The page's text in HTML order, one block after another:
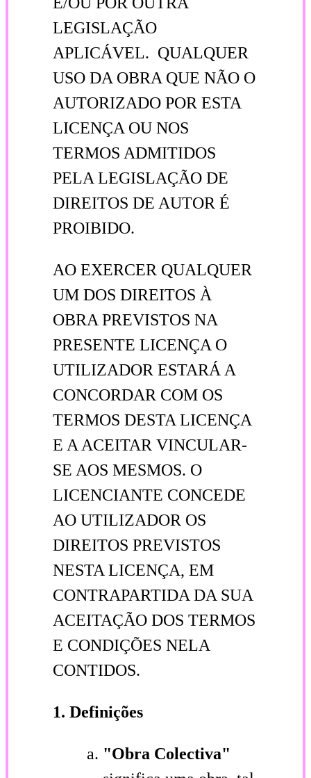
LEGISLAÇÃO
APLICÁVEL. QUALQUER
USO DA OBRA QUE NÃO O
AUTORIZADO POR ESTA
LICENÇA OU NOS
TERMOS ADMITIDOS
PELA LEGISLAÇÃO DE
DIREITOS DE AUTOR É
PROIBIDO.
AO EXERCER QUALQUER
UM DOS DIREITOS À
OBRA PREVISTOS NA
PRESENTE LICENÇA O
UTILIZADOR ESTARÁ A
CONCORDAR COM OS
TERMOS DESTA LICENÇA
E A ACEITAR VINCULAR-
SE AOS MESMOS. O
LICENCIANTE CONCEDE
AO UTILIZADOR OS
DIREITOS PREVISTOS
NESTA LICENÇA, EM
CONTRAPARTIDA DA SUA
ACEITAÇÃO DOS TERMOS
E CONDIÇÕES NELA
CONTIDOS.
1. Definições
"Obra Colectiva"